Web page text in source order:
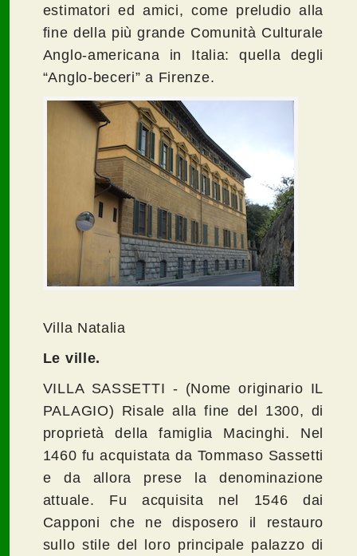
estimatori ed amici, come preludio alla
fine della più grande Comunità Culturale
Anglo-americana in Italia: quella degli
“Anglo-beceri” a Firenze.
Villa Natalia
Le ville.
VILLA SASSETTI - (Nome originario IL
PALAGIO) Risale alla fine del 1300, di
proprietà della famiglia Macinghi. Nel
1460 fu acquistata da Tommaso Sassetti
e da allora prese la denominazione
attuale. Fu acquisita nel 1546 dai
Capponi che ne disposero il restauro
sullo stile del loro principale palazzo di